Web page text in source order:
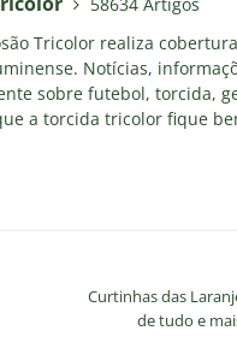
Tricolor realiza
Notícias,
sobre futebol, torcida,
a torcida tricolor fique
Curtinhas das
de tudo e